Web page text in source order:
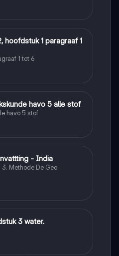
hoofdstuk 1 paragraaf 1
1 tot 6
havo 5 alle stof
havo 5 stof
- India
Methode De Geo.
3 water.